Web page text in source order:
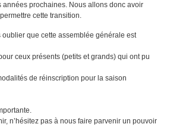
années prochaines. Nous allons donc avoir
cette transition.
oublier que cette assemblée générale est
ceux présents (petits et grands) qui ont pu
de réinscription pour la saison
n’hésitez pas à nous faire parvenir un pouvoir